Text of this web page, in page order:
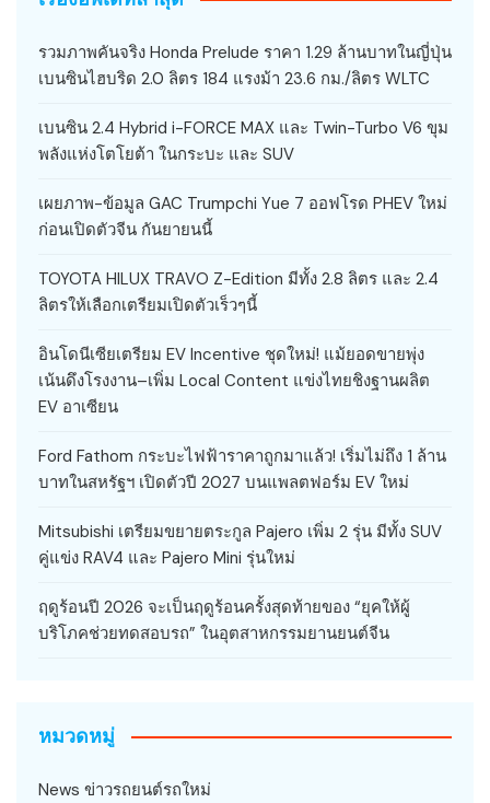
รวมภาพคันจริง Honda Prelude ราคา 1.29 ล้านบาทในญี่ปุ่น
เบนซินไฮบริด 2.0 ลิตร 184 แรงม้า 23.6 กม./ลิตร WLTC
เบนซิน 2.4 Hybrid i-FORCE MAX และ Twin-Turbo V6 ขุม
พลังแห่งโตโยต้า ในกระบะ และ SUV
เผยภาพ-ข้อมูล GAC Trumpchi Yue 7 ออฟโรด PHEV ใหม่
ก่อนเปิดตัวจีน กันยายนนี้
TOYOTA HILUX TRAVO Z-Edition มีทั้ง 2.8 ลิตร และ 2.4
ลิตรให้เลือกเตรียมเปิดตัวเร็วๆนี้
อินโดนีเซียเตรียม EV Incentive ชุดใหม่! แม้ยอดขายพุ่ง
เน้นดึงโรงงาน–เพิ่ม Local Content แข่งไทยชิงฐานผลิต
EV อาเซียน
Ford Fathom กระบะไฟฟ้าราคาถูกมาแล้ว! เริ่มไม่ถึง 1 ล้าน
บาทในสหรัฐฯ เปิดตัวปี 2027 บนแพลตฟอร์ม EV ใหม่
Mitsubishi เตรียมขยายตระกูล Pajero เพิ่ม 2 รุ่น มีทั้ง SUV
คู่แข่ง RAV4 และ Pajero Mini รุ่นใหม่
ฤดูร้อนปี 2026 จะเป็นฤดูร้อนครั้งสุดท้ายของ “ยุคให้ผู้
บริโภคช่วยทดสอบรถ” ในอุตสาหกรรมยานยนต์จีน
หมวดหมู่
News ข่าวรถยนต์รถใหม่